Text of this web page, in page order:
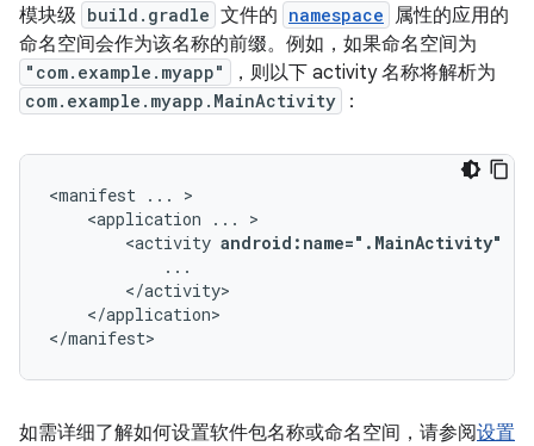
模块级 build.gradle 文件的 namespace 属性的应用的
命名空间会作为该名称的前缀。例如，如果命名空间为
"com.example.myapp" ，则以下 activity 名称将解析为
com.example.myapp.MainActivity ：
<manifest ...
<application
...
<activity android:name=".MainActivity"
</application>
</manifest>
如需详细了解如何设置软件包名称或命名空间，请参阅设置